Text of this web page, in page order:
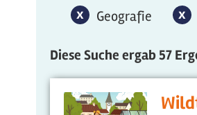
xGeografie-Filter
Geografie x
Diese Suche ergab 57